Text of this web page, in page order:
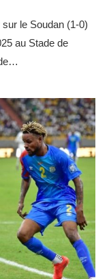
le Soudan (1-0)
au Stade de